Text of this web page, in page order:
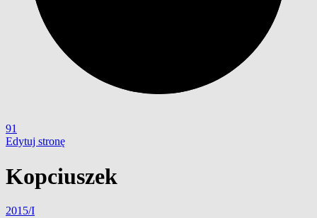
91
Edytuj stronę
Kopciuszek
2015/I